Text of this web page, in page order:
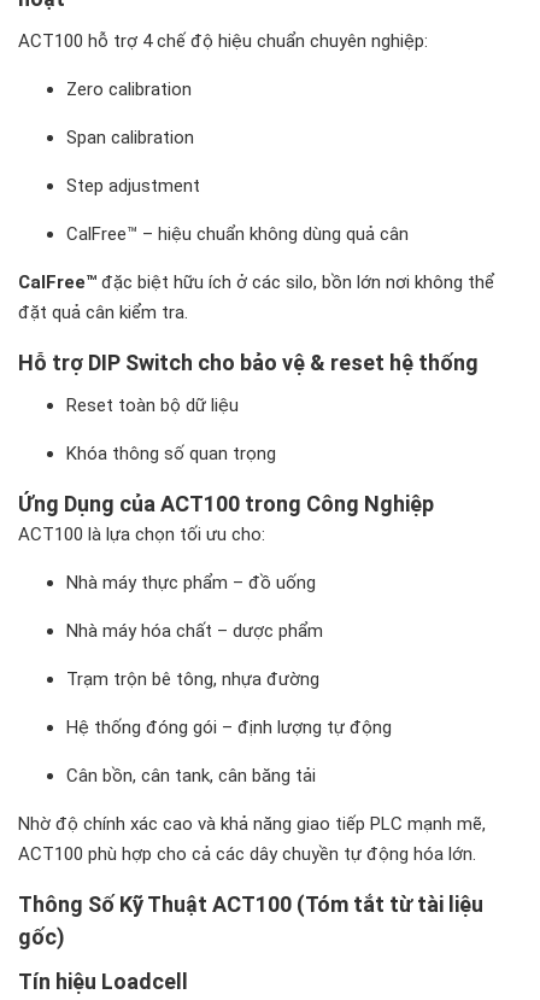
ACT100 hỗ trợ 4 chế độ hiệu chuẩn chuyên nghiệp:
Zero calibration
Span calibration
Step adjustment
CalFree™ – hiệu chuẩn không dùng quả cân
CalFree™ đặc biệt hữu ích ở các silo, bồn lớn nơi không thể
đặt quả cân kiểm tra.
Hỗ trợ DIP Switch cho bảo vệ & reset hệ thống
Reset toàn bộ dữ liệu
Khóa thông số quan trọng
Ứng Dụng của ACT100 trong Công Nghiệp
ACT100 là lựa chọn tối ưu cho:
Nhà máy thực phẩm – đồ uống
Nhà máy hóa chất – dược phẩm
Trạm trộn bê tông, nhựa đường
Hệ thống đóng gói – định lượng tự động
Cân bồn, cân tank, cân băng tải
Nhờ độ chính xác cao và khả năng giao tiếp PLC mạnh mẽ,
ACT100 phù hợp cho cả các dây chuyền tự động hóa lớn.
Thông Số Kỹ Thuật ACT100 (Tóm tắt từ tài liệu
gốc)
Tín hiệu Loadcell